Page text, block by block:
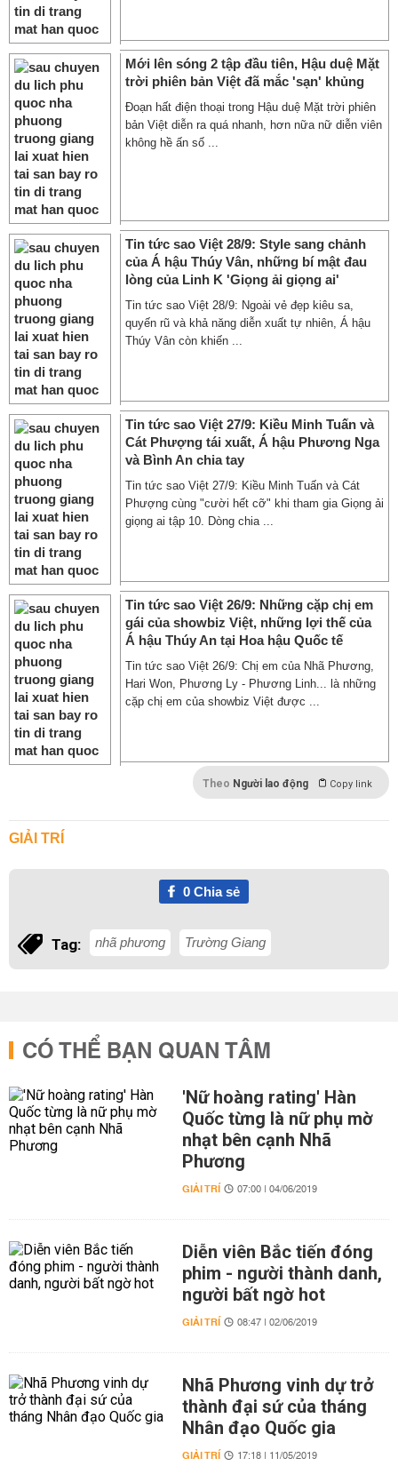
Mới lên sóng 2 tập đầu tiên, Hậu duệ Mặt
trời phiên bản Việt đã mắc 'sạn' khủng
Đoạn hất điện thoại trong Hậu duệ Mặt trời phiên
bản Việt diễn ra quá nhanh, hơn nữa nữ diễn viên
không hề ấn số ...
Tin tức sao Việt 28/9: Style sang chảnh
của Á hậu Thúy Vân, những bí mật đau
lòng của Linh K 'Giọng ải giọng ai'
Tin tức sao Việt 28/9: Ngoài vẻ đẹp kiêu sa,
quyến rũ và khả năng diễn xuất tự nhiên, Á hậu
Thúy Vân còn khiến ...
Tin tức sao Việt 27/9: Kiều Minh Tuấn và
Cát Phượng tái xuất, Á hậu Phương Nga
và Bình An chia tay
Tin tức sao Việt 27/9: Kiều Minh Tuấn và Cát
Phượng cùng "cười hết cỡ" khi tham gia Giọng ải
giọng ai tập 10. Dòng chia ...
Tin tức sao Việt 26/9: Những cặp chị em
gái của showbiz Việt, những lợi thế của
Á hậu Thúy An tại Hoa hậu Quốc tế
Tin tức sao Việt 26/9: Chị em của Nhã Phương,
Hari Won, Phương Ly - Phương Linh... là những
cặp chị em của showbiz Việt được ...
Theo Người lao động Copy link
GIẢI TRÍ
0Chia sẻ
Tag: nhã phương Trường Giang
CÓ THỂ BẠN QUAN TÂM
'Nữ hoàng rating' Hàn
Quốc từng là nữ phụ mờ
nhạt bên cạnh Nhã
Phương
GIẢI TRÍ 07:00 | 04/06/2019
Diễn viên Bắc tiến đóng
phim - người thành danh,
người bất ngờ hot
GIẢI TRÍ 08:47 | 02/06/2019
Nhã Phương vinh dự trở
thành đại sứ của tháng
Nhân đạo Quốc gia
GIẢI TRÍ 17:18 | 11/05/2019